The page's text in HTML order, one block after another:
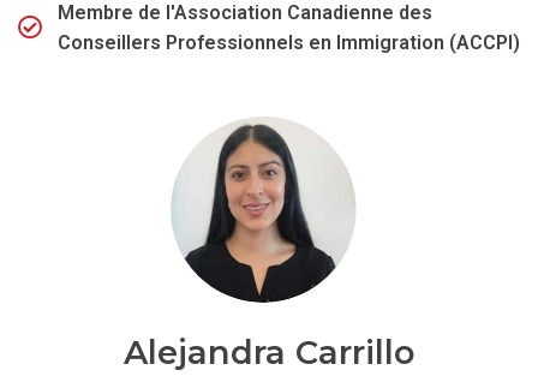
Membre de l'Association Canadienne des
Conseillers Professionnels en Immigration (ACCPI)
Alejandra Carrillo